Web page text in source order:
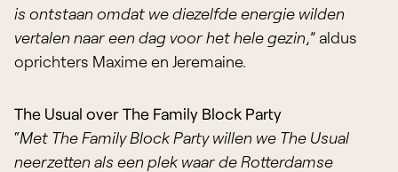
is ontstaan omdat we diezelfde energie wilden
vertalen naar een dag voor het hele gezin,” aldus
oprichters Maxime en Jeremaine.
The Usual over The Family Block Party
“Met The Family Block Party willen we The Usual
neerzetten als een plek waar de Rotterdamse